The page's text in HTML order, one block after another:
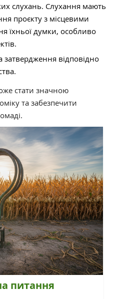
слухань. Слухання мають
проєкту з місцевими
їхньої думки, особливо
відповідно
стати значною
та забезпечити
питання